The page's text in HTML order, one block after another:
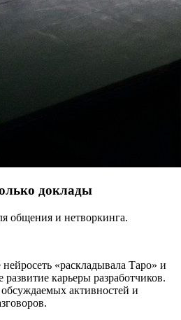
доклады
общения и нетворкинга.
«раскладывала Таро» и
карьеры разработчиков.
активностей и